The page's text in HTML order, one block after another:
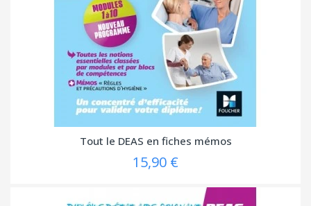
Tout le DEAS en fiches mémos
15,90 €